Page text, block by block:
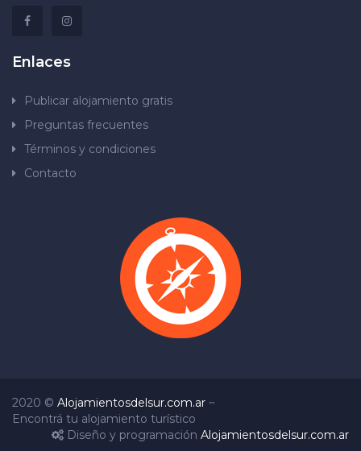
Enlaces
Publicar alojamiento gratis
Preguntas frecuentes
Términos y condiciones
Contacto
2020 © Alojamientosdelsur.com.ar ~
Encontrá tu alojamiento turístico
Diseño y programación Alojamientosdelsur.com.ar